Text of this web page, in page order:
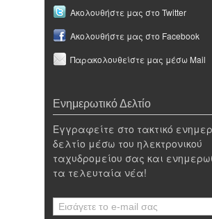
Ακολουθήστε μας στο Twitter
Ακολουθήστε μας στο Facebook
Παρακολουθείστε μας μέσω Mail
Ενημερωτικό Δελτίο
Εγγραφείτε στο τακτικό
δελτίο μέσω του ηλεκτρονικού
ταχυδρομείου σας και
τα τελευταία νέα!